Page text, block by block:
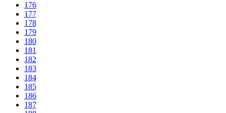
176
177
178
179
180
181
182
183
184
185
186
187